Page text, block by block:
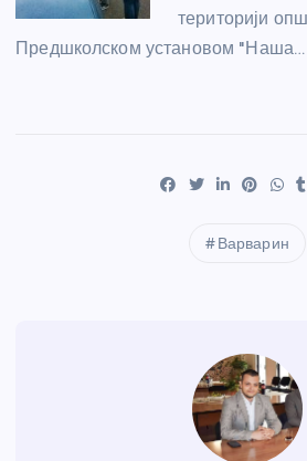
територији
Предшколском установом "Наша…
Варварин